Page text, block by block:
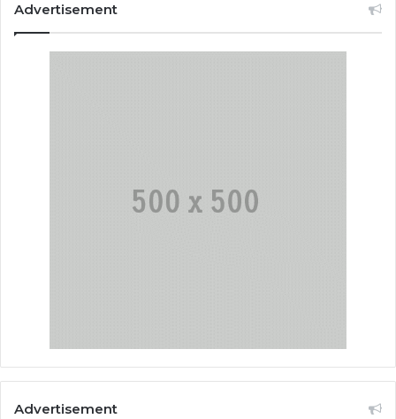
Advertisement
Advertisement